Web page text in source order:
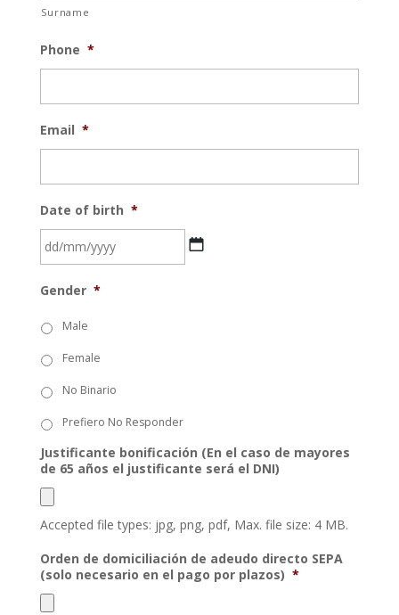
Surname
Phone *
Email *
Date of birth *
bar
MM
YYYYY
Gender *
Male
Female
No Binario
Prefiero No Responder
Justificante bonificación (En el caso de mayores
de 65 años el justificante será el DNI)
Accepted file types: jpg, png, pdf, Max. file size: 4 MB.
Orden de domiciliación de adeudo directo SEPA
(solo necesario en el pago por plazos) *